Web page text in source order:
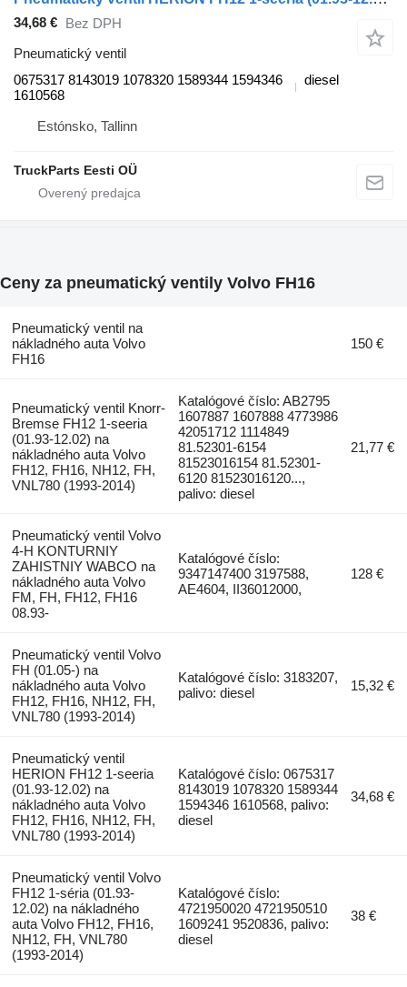
34,68 € Bez DPH
Pneumatický ventil
0675317 8143019 1078320 1589344 1594346
1610568
diesel
Estónsko, Tallinn
TruckParts Eesti OÜ
Ceny za pneumatický ventily Volvo FH16
Pneumatický ventil na
nákladného auta Volvo
FH16
150 €
Pneumatický ventil Knorr-
Bremse FH12 1-seeria
(01.93-12.02) na
nákladného auta Volvo
FH12, FH16, NH12, FH,
VNL780 (1993-2014)
Katalógové číslo: AB2795
1607887 1607888 4773986
42051712 1114849
81.52301-6154
81523016154 81.52301-
6120 81523016120...,
palivo: diesel
21,77 €
Pneumatický ventil Volvo
4-H KONTURNIY
ZAHISTNIY WABCO na
nákladného auta Volvo
FM, FH, FH12, FH16
08.93-
Katalógové číslo:
9347147400 3197588,
AE4604, II36012000,
128 €
Pneumatický ventil Volvo
FH (01.05-) na
nákladného auta Volvo
FH12, FH16, NH12, FH,
VNL780 (1993-2014)
Katalógové číslo: 3183207,
palivo: diesel
15,32 €
Pneumatický ventil
HERION FH12 1-seeria
(01.93-12.02) na
nákladného auta Volvo
FH12, FH16, NH12, FH,
VNL780 (1993-2014)
Katalógové číslo: 0675317
8143019 1078320 1589344
1594346 1610568, palivo:
diesel
34,68 €
Pneumatický ventil Volvo
FH12 1-séria (01.93-
12.02) na nákladného
auta Volvo FH12, FH16,
NH12, FH, VNL780
(1993-2014)
Katalógové číslo:
4721950020 4721950510
1609241 9520836, palivo:
diesel
38 €